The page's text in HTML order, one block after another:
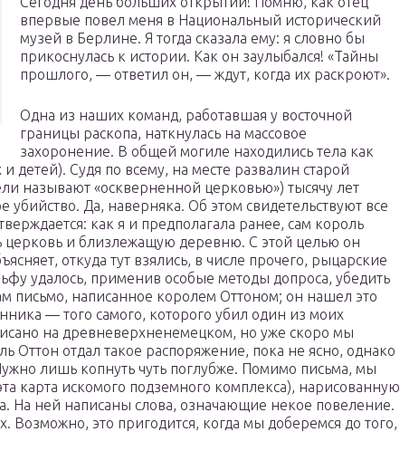
впервые повел меня в Национальный исторический
музей в Берлине. Я тогда сказала ему: я словно бы
прикоснулась к истории. Как он заулыбался! «Тайны
прошлого, — ответил он, — ждут, когда их раскроют».
Одна из наших команд, работавшая у восточной
границы раскопа, наткнулась на массовое
захоронение. В общей могиле находились тела как
детей). Судя по всему, на месте развалин старой
называют «оскверненной церковью») тысячу лет
убийство. Да, наверняка. Об этом свидетельствуют все
как я и предполагала ранее, сам король
церковь и близлежащую деревню. С этой целью он
откуда тут взялись, в числе прочего, рыцарские
удалось, применив особые методы допроса, убедить
письмо, написанное королем Оттоном; он нашел это
— того самого, которого убил один из моих
на древневерхненемецком, но уже скоро мы
Оттон отдал такое распоряжение, пока не ясно, однако
лишь копнуть чуть поглубже. Помимо письма, мы
карта искомого подземного комплекса), нарисованную
На ней написаны слова, означающие некое повеление.
Возможно, это пригодится, когда мы доберемся до того,